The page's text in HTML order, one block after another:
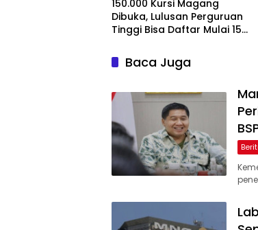
150.000 Kursi Magang
Dibuka, Lulusan Perguruan
Tinggi Bisa Daftar Mulai 15
Baca Juga